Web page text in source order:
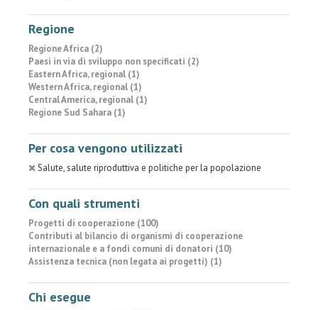
Regione
Regione Africa (2)
Paesi in via di sviluppo non specificati (2)
Eastern Africa, regional (1)
Western Africa, regional (1)
Central America, regional (1)
Regione Sud Sahara (1)
Per cosa vengono utilizzati
Salute, salute riproduttiva e politiche per la popolazione
Con quali strumenti
Progetti di cooperazione (100)
Contributi al bilancio di organismi di cooperazione
internazionale e a fondi comuni di donatori (10)
Assistenza tecnica (non legata ai progetti) (1)
Chi esegue